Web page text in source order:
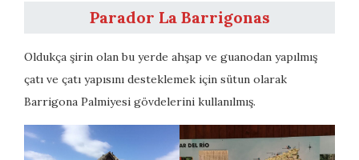
Parador La Barrigonas
Oldukça şirin olan bu yerde ahşap ve guanodan yapılmış
çatı ve çatı yapısını desteklemek için sütun olarak
Barrigona Palmiyesi gövdelerini kullanılmış.